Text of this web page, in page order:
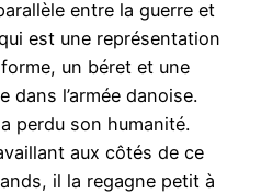
entre la guerre et
est une représentation
un béret et une
dans l’armée danoise.
perdu son humanité.
aux côtés de ce
il la regagne petit à